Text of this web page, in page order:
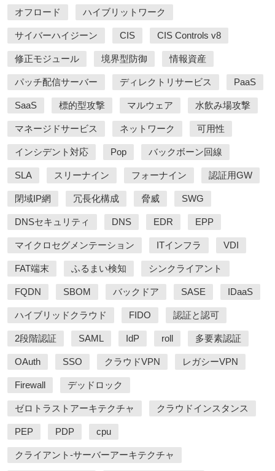
オフロード ハイブリットワーク
サイバーハイジーン CIS CIS Controls v8
修正モジュール 境界型防御 情報資産
パッチ配信サーバー ディレクトリサービス PaaS
SaaS 標的型攻撃 マルウェア 水飲み場攻撃
マネージドサービス ネットワーク 可用性
インシデント対応 Pop バックボーン回線
SLA スリーナイン フォーナイン 認証用GW
閉域IP網 冗長化構成 脅威 SWG
DNSセキュリティ DNS EDR EPP
マイクロセグメンテーション ITインフラ VDI
FAT端末 ふるまい検知 シンクライアント
FQDN SBOM バックドア SASE IDaaS
ハイブリッドクラウド FIDO 認証と認可
2段階認証 SAML IdP roll 多要素認証
OAuth SSO クラウドVPN レガシーVPN
Firewall デッドロック
ゼロトラストアーキテクチャ クラウドインスタンス
PEP PDP cpu
クライアント-サーバーアーキテクチャ